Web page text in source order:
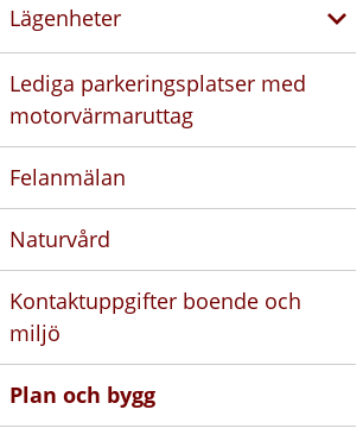
Lägenheter
Lediga parkeringsplatser med
motorvärmaruttag
Felanmälan
Naturvård
Kontaktuppgifter boende och
miljö
Plan och bygg